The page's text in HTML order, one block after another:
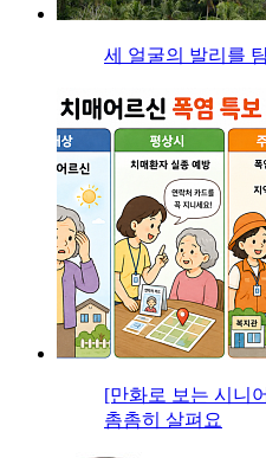
세 얼굴의 발리를
[만화로 보는 시니
촘촘히 살펴요